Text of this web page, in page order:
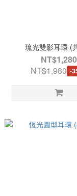
琉光雙影耳環 (
NT$1,280
NT$1,980 -